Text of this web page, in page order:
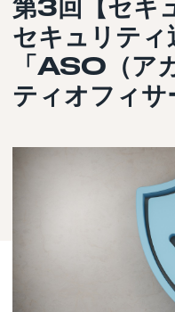
第3回【セキ
セキュリティ
「ASO（ア
ティオフィサ